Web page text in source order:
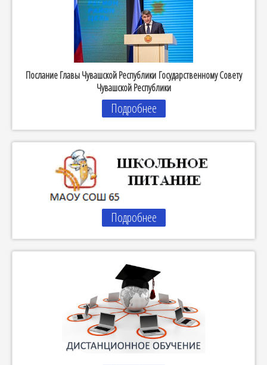
Послание Главы Чувашской Республики Государственному Совету
Чувашской Республики
Подробнее
Подробнее